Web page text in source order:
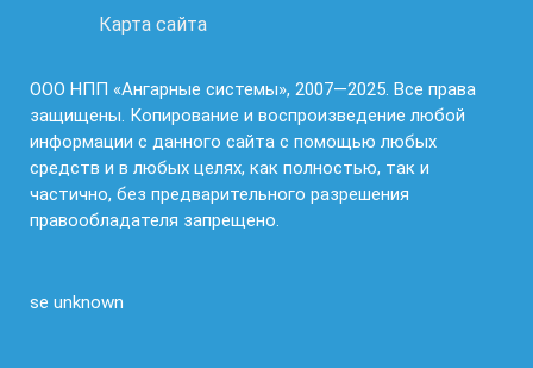
Карта сайта
ООО НПП «Ангарные системы», 2007—2025. Все права
защищены. Копирование и воспроизведение любой
информации с данного сайта с помощью любых
средств и в любых целях, как полностью, так и
частично, без предварительного разрешения
правообладателя запрещено.
se unknown